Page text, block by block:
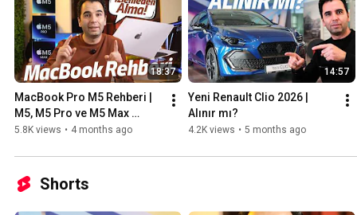
18:37
MacBook Pro M5 Rehberi |
M5, M5 Pro ve M5 Max
Hangisi Alınır?
5.8K views • 4 months ago
14:57
Yeni Renault Clio 2026 |
Alınır mı?
4.2K views • 5 months ago
Shorts